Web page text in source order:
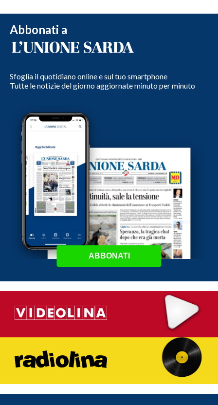
Abbonati a
Sfoglia il quotidiano online e sul tuo smartphone
Tutte le notizie del giorno aggiornate minuto per minuto
ABBONATI